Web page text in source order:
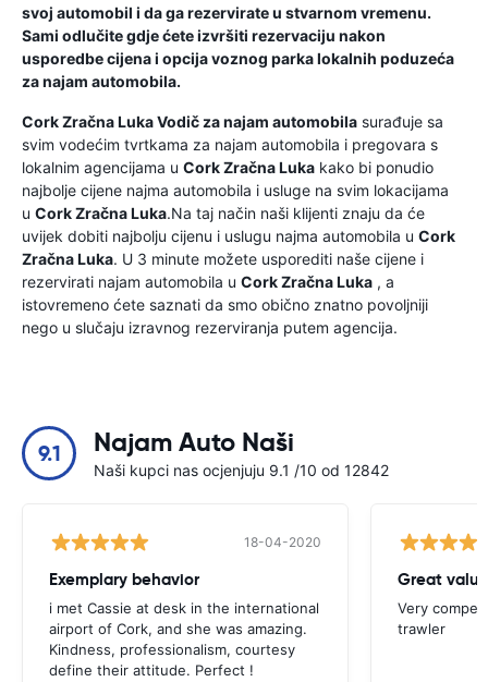
svoj automobil i da ga rezervirate u stvarnom vremenu.
Sami odlučite gdje ćete izvršiti rezervaciju nakon
usporedbe cijena i opcija voznog parka lokalnih poduzeća
za najam automobila.
Cork Zračna LukaVodič za najam automobila surađuje sa
svim vodećim tvrtkama za najam automobila i pregovara s
lokalnim agencijama u Cork Zračna Luka kako bi ponudio
najbolje cijene najma automobila i usluge na svim lokacijama
u Cork Zračna Luka.Na taj način naši klijenti znaju da će
uvijek dobiti najbolju cijenu i uslugu najma automobila u Cork
Zračna Luka. U 3 minute možete usporediti naše cijene i
rezervirati najam automobila u Cork Zračna Luka , a
istovremeno ćete saznati da smo obično znatno povoljniji
nego u slučaju izravnog rezerviranja putem agencija.
9.1 Najam Auto Naši
Naši kupci nas ocjenjuju 9.1 /10 od 12842
18-04-2020
Exemplary behavior
i met Cassie at desk in the international
airport of Cork, and she was amazing.
Kindness, professionalism, courtesy
define their attitude. Perfect !
Great value
Very
trawler